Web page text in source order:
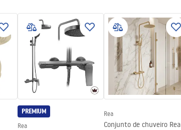
Em uma base de chuveiro ou piso
24 meses
Sim, em ambos os lados do vidro
Warranty_Terms_and_Conditions_
_Shower_Doors__Enclosures__Pan
els__Bath_Screens_-_24.pdf
PREMIUM
Rea
Rea
Conjunto de chuveiro Rea